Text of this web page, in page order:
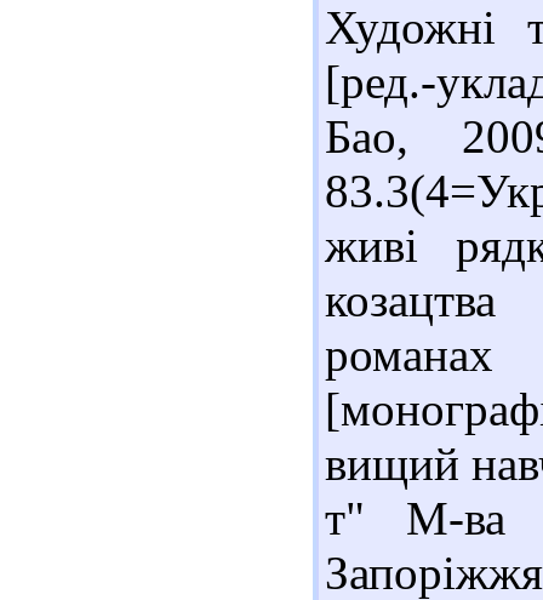
Художні
[ред.-
Бао,
живі
вищий
т" М-ва